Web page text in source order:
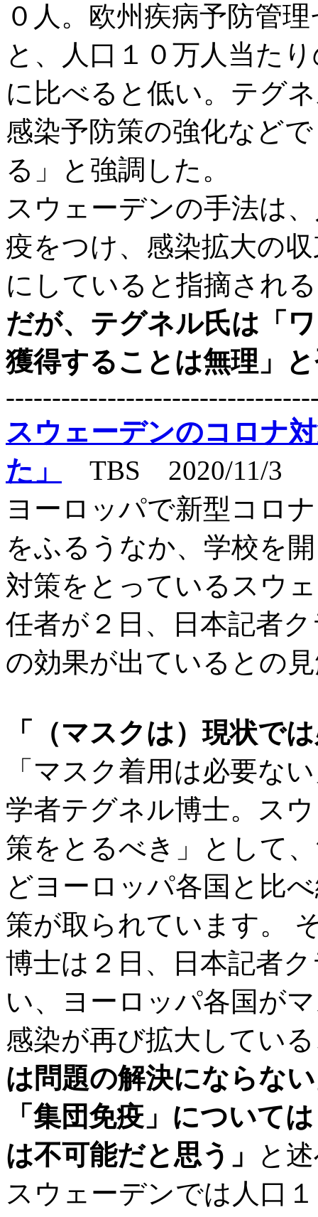
０人。欧州疾病予防管
と、人口１０万人当た
に比べると低い。テグ
感染予防策の強化など
る」と強調した。
スウェーデンの手法は
疫をつけ、感染拡大の
にしていると指摘され
だが、テグネル氏は「
獲得することは無理」
スウェーデンのコロナ
た」
TBS 2020/11/3
ヨーロッパで新型コロ
をふるうなか、学校を
対策をとっているスウ
任者が２日、日本記者
の効果が出ているとの
「（マスクは）現状で
「マスク着用は必要な
学者テグネル博士。ス
策をとるべき」として
どヨーロッパ各国と比
策が取られています。
博士は２日、日本記者
い、ヨーロッパ各国が
感染が再び拡大してい
は問題の解決にならな
「集団免疫」について
は不可能だと思う」
と
スウェーデンでは人口